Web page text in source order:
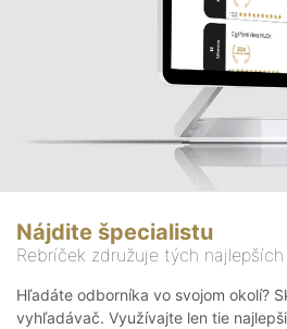
Nájdite špecialistu
Rebríček združuje tých
Hľadáte odborníka vo svojom okolí?
vyhľadávač. Využívajte len tie